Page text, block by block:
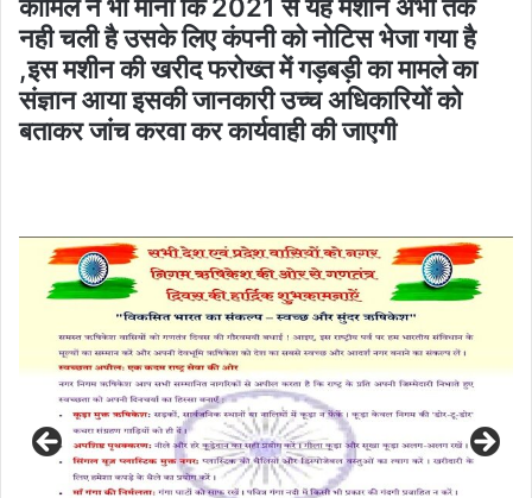
कामिल ने भी माना कि 2021 से यह मशीन अभी तक
नही चली है उसके लिए कंपनी को नोटिस भेजा गया है
,इस मशीन की खरीद फरोख्त में गड़बड़ी का मामले का
संज्ञान आया इसकी जानकारी उच्च अधिकारियों को
बताकर जांच करवा कर कार्यवाही की जाएगी